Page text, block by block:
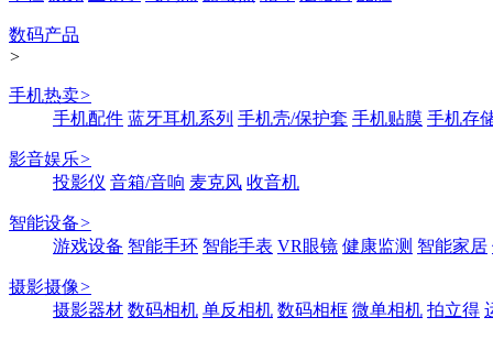
数码产品
>
手机热卖>
手机配件 蓝牙耳机系列 手机壳/保护套 手机贴膜 手机存
影音娱乐>
投影仪 音箱/音响 麦克风 收音机
智能设备>
游戏设备 智能手环 智能手表 VR眼镜 健康监测 智能家居
摄影摄像>
摄影器材 数码相机 单反相机 数码相框 微单相机 拍立得